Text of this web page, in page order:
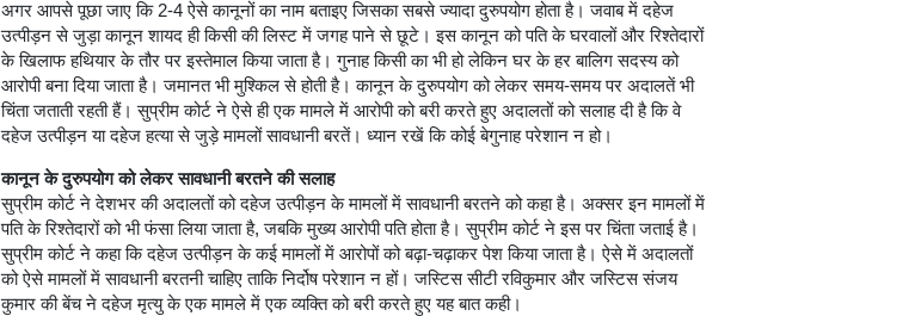
अगर आपसे पूछा जाए कि 2-4 ऐसे कानूनों का नाम बताइए जिसका सबसे ज्यादा दुरुपयोग होता है। जवाब में दहेज
उत्पीड़न से जुड़ा कानून शायद ही किसी की लिस्ट में जगह पाने से छूटे। इस कानून को पति के घरवालों और रिश्तेदारों
के खिलाफ हथियार के तौर पर इस्तेमाल किया जाता है। गुनाह किसी का भी हो लेकिन घर के हर बालिग सदस्य को
आरोपी बना दिया जाता है। जमानत भी मुश्किल से होती है। कानून के दुरुपयोग को लेकर समय-समय पर अदालतें भी
चिंता जताती रहती हैं। सुप्रीम कोर्ट ने ऐसे ही एक मामले में आरोपी को बरी करते हुए अदालतों को सलाह दी है कि वे
दहेज उत्पीड़न या दहेज हत्या से जुड़े मामलों सावधानी बरतें। ध्यान रखें कि कोई बेगुनाह परेशान न हो।
कानून के दुरुपयोग को लेकर सावधानी बरतने की सलाह
सुप्रीम कोर्ट ने देशभर की अदालतों को दहेज उत्पीड़न के मामलों में सावधानी बरतने को कहा है। अक्सर इन मामलों में
पति के रिश्तेदारों को भी फंसा लिया जाता है, जबकि मुख्य आरोपी पति होता है। सुप्रीम कोर्ट ने इस पर चिंता जताई है।
सुप्रीम कोर्ट ने कहा कि दहेज उत्पीड़न के कई मामलों में आरोपों को बढ़ा-चढ़ाकर पेश किया जाता है। ऐसे में अदालतों
को ऐसे मामलों में सावधानी बरतनी चाहिए ताकि निर्दोष परेशान न हों। जस्टिस सीटी रविकुमार और जस्टिस संजय
कुमार की बेंच ने दहेज मृत्यु के एक मामले में एक व्यक्ति को बरी करते हुए यह बात कही।